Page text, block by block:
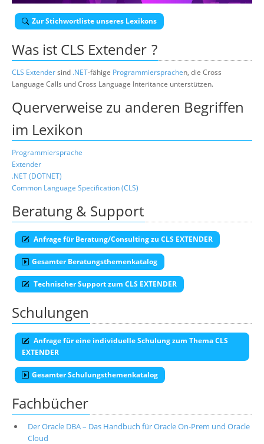
Über uns
Zur Stichwortliste unseres Lexikons
Was ist CLS Extender ?
CLS Extendersind .NET-fähige Programmiersprachen, die Cross
Language Calls und Cross Language Interitance unterstützen.
Querverweise zu anderen Begriffen
im Lexikon
Programmiersprache
Extender
.NET (DOTNET)
Common Language Specification (CLS)
Beratung & Support
Anfrage für Beratung/Consulting zu CLS EXTENDER
Gesamter Beratungsthemenkatalog
Technischer Support zum CLS EXTENDER
Schulungen
Anfrage für eine individuelle Schulung zum Thema CLS
EXTENDER
Gesamter Schulungsthemenkatalog
Fachbücher
Der Oracle DBA – Das Handbuch für Oracle On-Prem und Oracle
Cloud